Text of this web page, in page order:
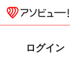
ログイン